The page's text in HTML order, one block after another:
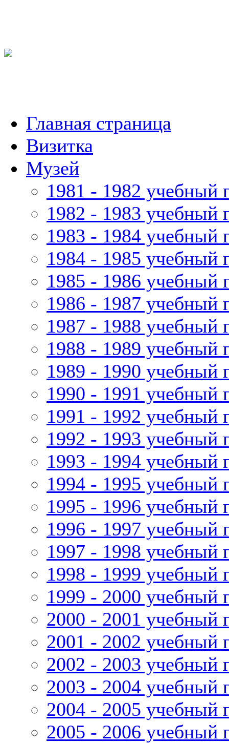
Главная страница
Визитка
Музей
1981 - 1982 учебный
1982 - 1983 учебный
1983 - 1984 учебный
1984 - 1985 учебный
1985 - 1986 учебный
1986 - 1987 учебный
1987 - 1988 учебный
1988 - 1989 учебный
1989 - 1990 учебный
1990 - 1991 учебный
1991 - 1992 учебный
1992 - 1993 учебный
1993 - 1994 учебный
1994 - 1995 учебный
1995 - 1996 учебный
1996 - 1997 учебный
1997 - 1998 учебный
1998 - 1999 учебный
1999 - 2000 учебный
2000 - 2001 учебный
2001 - 2002 учебный
2002 - 2003 учебный
2003 - 2004 учебный
2004 - 2005 учебный
2005 - 2006 учебный